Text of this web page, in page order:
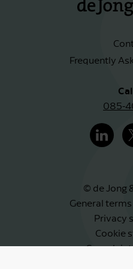
Frequently
085-
© de Jong
General
Privacy
Cookie